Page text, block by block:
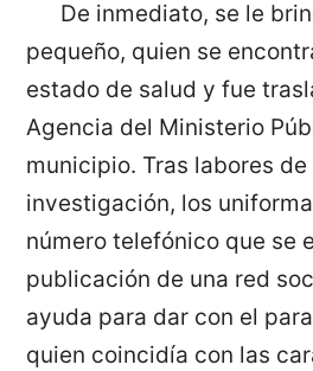
De inmediato, se le
pequeño, quien se
estado de salud y fue
Agencia del Ministerio
municipio. Tras labores
investigación, los
número telefónico que se
publicación de una red
ayuda para dar con el
quien coincidía con las